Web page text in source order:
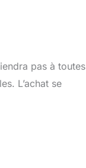
pas à toutes
L’achat se